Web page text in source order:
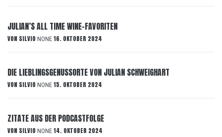
JULIAN’S ALL TIME WINE-FAVORITEN
VON SILVIO NONE 16. OKTOBER 2024
DIE LIEBLINGSGENUSSORTE VON JULIAN SCHWEIGHART
VON SILVIO NONE 15. OKTOBER 2024
ZITATE AUS DER PODCASTFOLGE
VON SILVIO NONE 14. OKTOBER 2024